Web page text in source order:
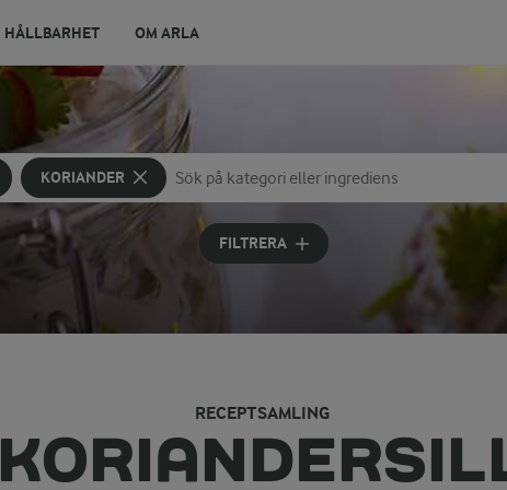
HÅLLBARHET OM ARLA
KORIANDER
Sök på kategori eller ingrediens
Skriv in sökord för att få förslag
FILTRERA
RECEPTSAMLING